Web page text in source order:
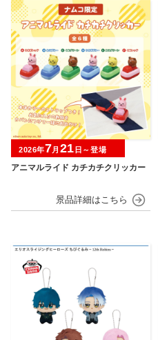
アニマルライド カチカチクリッカー
2026年7月 21 日～登場